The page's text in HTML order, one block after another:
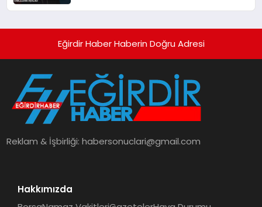
Eğirdir Haber Haberin Doğru Adresi
Reklam & İşbirliği:habersonuclari@gmail.com
Hakkımızda